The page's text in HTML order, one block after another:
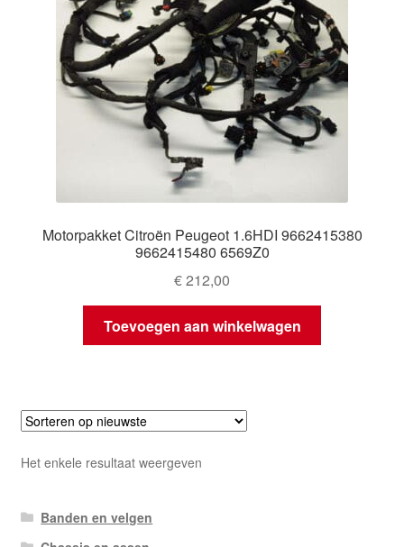
Motorpakket Citroën Peugeot 1.6HDI 9662415380
9662415480 6569Z0
€212,00
Toevoegen aan winkelwagen
Het enkele resultaat weergeven
Banden en velgen